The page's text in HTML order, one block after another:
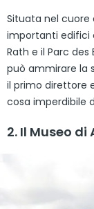
Situata nel cuore
importanti edifici
Rath e il Parc des
può ammirare la
il primo direttore
cosa imperdibile
2. Il Museo di